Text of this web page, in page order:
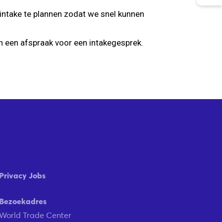
te plannen zodat we snel kunnen
afspraak voor een intakegesprek.
Jobs
Trade Center